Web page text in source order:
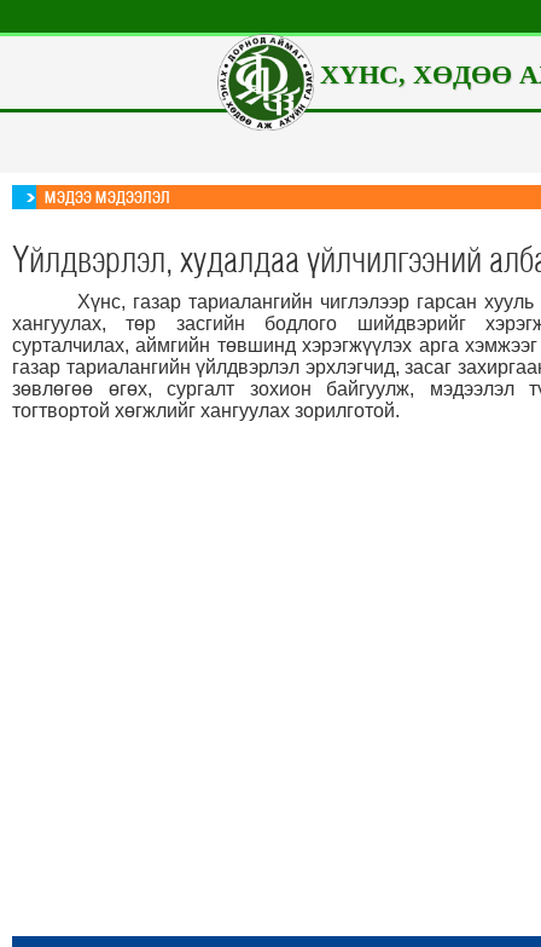
ХҮНС, ХӨДӨӨ
МЭДЭЭ МЭДЭЭЛЭЛ
Үйлдвэрлэл, худалдаа үйлчилгээний
Хүнс, газар тариалангийн чиглэлээр гарсан
хангуулах, төр засгийн бодлого шийдвэрийг
сурталчилах, аймгийн төвшинд хэрэгжүүлэх арга
газар тариалангийн үйлдвэрлэл эрхлэгчид, засаг
зөвлөгөө өгөх, сургалт зохион байгуулж, мэдээлэл
тогтвортой хөгжлийг хангуулах зорилготой.